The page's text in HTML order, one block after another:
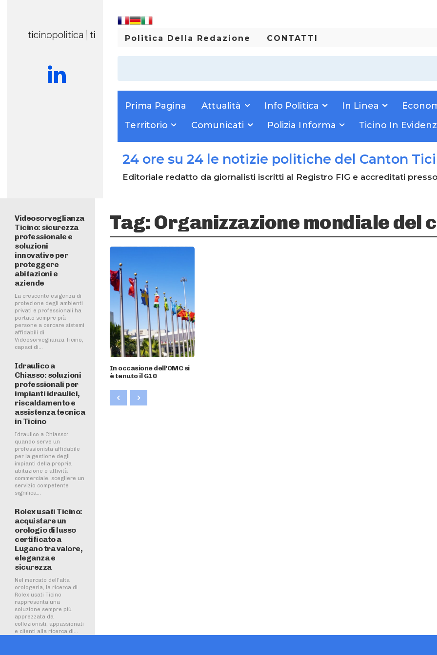
Politica Della Redazione CONTATTI
Prima Pagina Attualità Info Politica In Linea
Territorio
Comunicati Polizia Informa Ticino In
24 ore su 24 le notizie politiche del Canton
Editoriale redatto da giornalisti iscritti al Registro FIG e accreditati
Videosorveglianza
Ticino: sicurezza
professionale e
soluzioni
innovative per
proteggere
abitazioni e
aziende
La crescente esigenza di
protezione degli ambienti
privati e professionali ha
portato sempre più
persone a cercare sistemi
affidabili di
Videosorveglianza Ticino,
capaci di...
Idraulico a
Chiasso: soluzioni
professionali per
impianti idraulici,
riscaldamento e
assistenza tecnica
in Ticino
Idraulico a Chiasso:
quando serve un
professionista affidabile
per la gestione degli
impianti della propria
abitazione o attività
commerciale, scegliere un
servizio competente
significa...
Rolex usati Ticino:
acquistare un
orologio di lusso
certificato a
Lugano tra valore,
eleganza e
sicurezza
Nel mercato dell’alta
orologeria, la ricerca di
Rolex usati Ticino
rappresenta una
soluzione sempre più
apprezzata da
collezionisti, appassionati
e clienti alla ricerca di...
Tag: Organizzazione mondiale del
In occasione dell’OMC si
è tenuto il G10